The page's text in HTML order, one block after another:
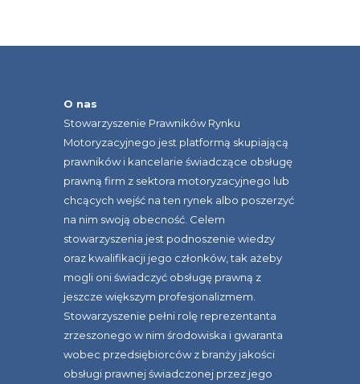
O nas
Stowarzyszenie Prawników Rynku
Motoryzacyjnego jest platformą skupiającą
prawników i kancelarie świadczące obsługę
prawną firm z sektora motoryzacyjnego lub
chcących wejść na ten rynek albo poszerzyć
na nim swoją obecność. Celem
stowarzyszenia jest podnoszenie wiedzy
oraz kwalifikacji jego członków, tak ażeby
mogli oni świadczyć obsługę prawną z
jeszcze większym profesjonalizmem.
Stowarzyszenie pełni rolę reprezentanta
zrzeszonego w nim środowiska i gwaranta
wobec przedsiębiorców z branży jakości
obsługi prawnej świadczonej przez jego